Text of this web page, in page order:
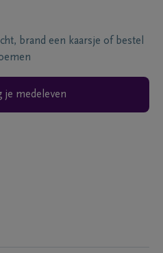
brand een kaarsje of bestel
je medeleven